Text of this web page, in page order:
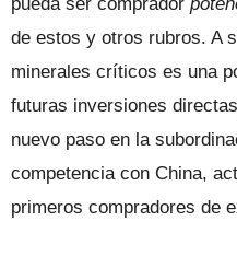
de estos y otros rubros. A
minerales críticos es una
futuras inversiones
nuevo paso en la
competencia con China,
primeros compradores de